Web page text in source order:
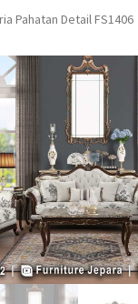
Pahatan Detail FS1406